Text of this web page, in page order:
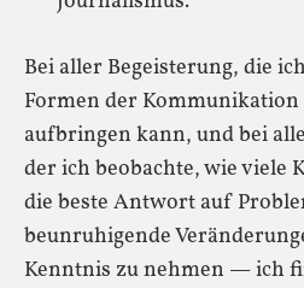
Bei aller Begeisterung, die
Formen der Kommunikation
aufbringen kann, und bei
der ich beobachte, wie viele
die beste Antwort auf
beunruhigende
Kenntnis zu nehmen — ich